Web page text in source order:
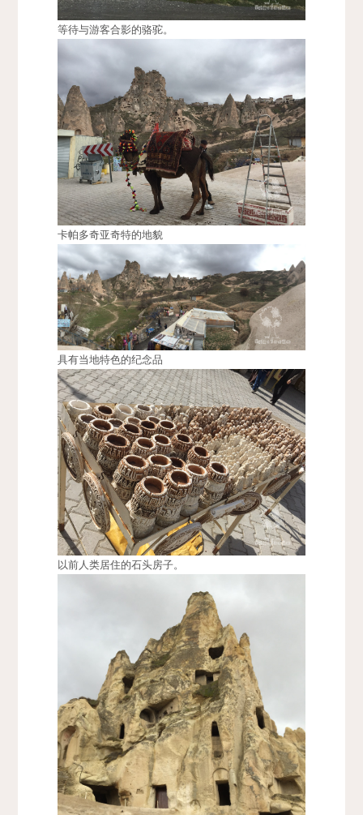
等待与游客合影的骆驼。
卡帕多奇亚奇特的地貌
具有当地特色的纪念品
以前人类居住的石头房子。